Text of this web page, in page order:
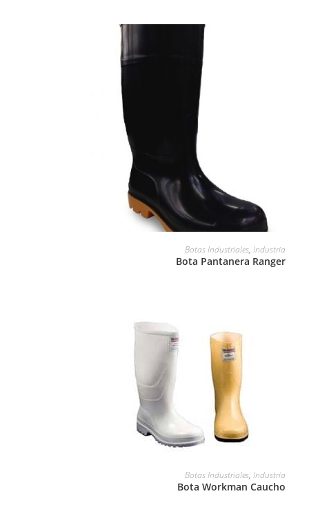
Botas Industriales,Industria
Bota Pantanera Ranger
Botas Industriales,Industria
Bota Workman Caucho